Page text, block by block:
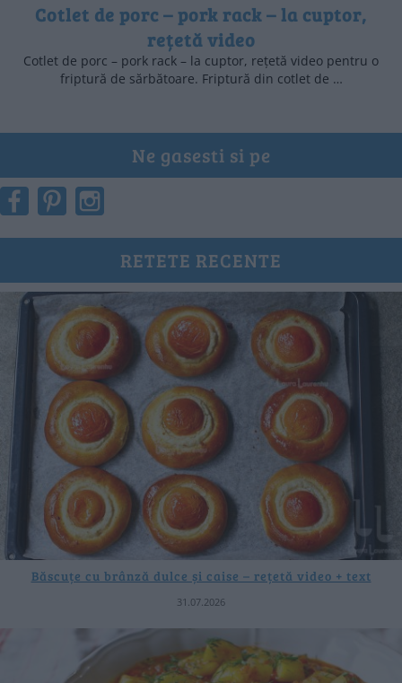
Cotlet de porc – pork rack – la cuptor,
rețetă video
Cotlet de porc – pork rack – la cuptor, rețetă video pentru o
friptură de sărbătoare. Friptură din cotlet de …
Ne gasesti si pe
RETETE RECENTE
Băscuțe cu brânză dulce și caise – rețetă video + text
31.07.2026